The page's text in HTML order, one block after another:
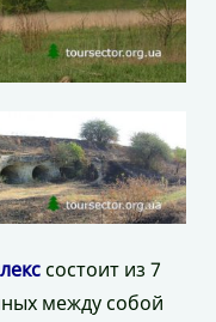
состоит из 7
между собой